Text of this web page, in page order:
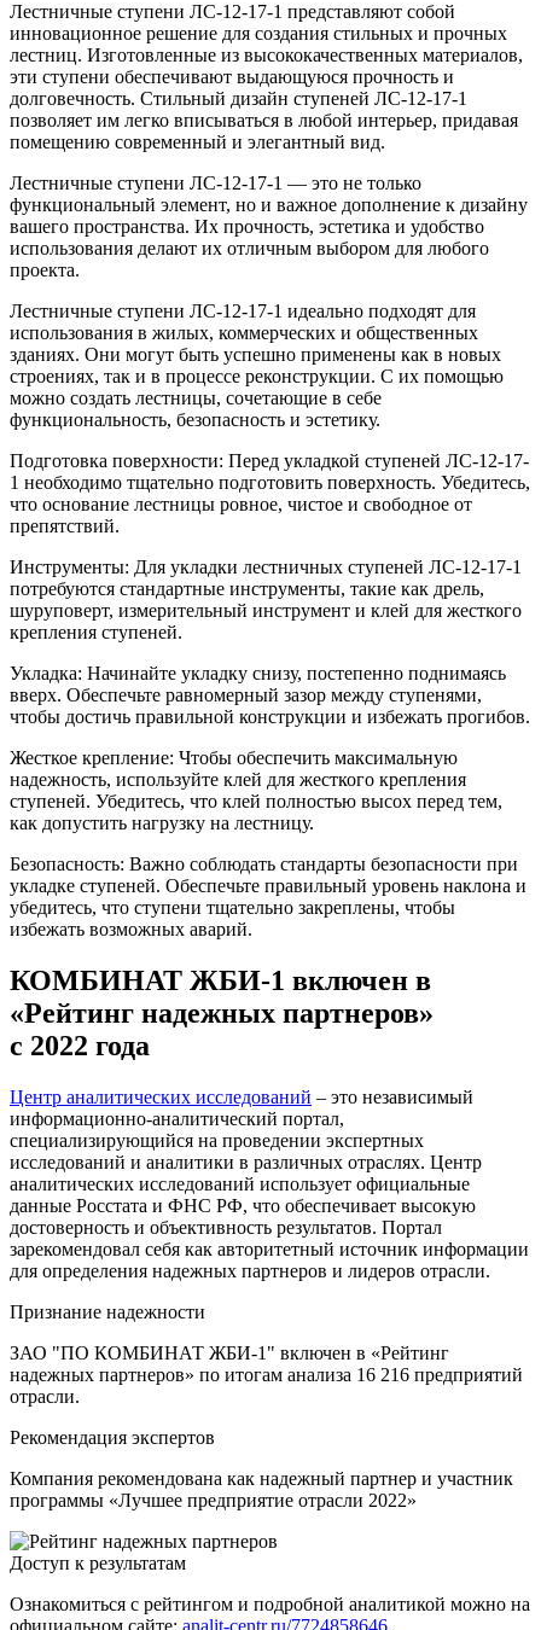
Лестничные ступени ЛС-12-17-1 представляют собой
инновационное решение для создания стильных и прочных
лестниц. Изготовленные из высококачественных материалов,
эти ступени обеспечивают выдающуюся прочность и
долговечность. Стильный дизайн ступеней ЛС-12-17-1
позволяет им легко вписываться в любой интерьер, придавая
помещению современный и элегантный вид.
Лестничные ступени ЛС-12-17-1 — это не только
функциональный элемент, но и важное дополнение к дизайну
вашего пространства. Их прочность, эстетика и удобство
использования делают их отличным выбором для любого
проекта.
Лестничные ступени ЛС-12-17-1 идеально подходят для
использования в жилых, коммерческих и общественных
зданиях. Они могут быть успешно применены как в новых
строениях, так и в процессе реконструкции. С их помощью
можно создать лестницы, сочетающие в себе
функциональность, безопасность и эстетику.
Подготовка поверхности: Перед укладкой ступеней ЛС-12-17-
1 необходимо тщательно подготовить поверхность. Убедитесь,
что основание лестницы ровное, чистое и свободное от
препятствий.
Инструменты: Для укладки лестничных ступеней ЛС-12-17-1
потребуются стандартные инструменты, такие как дрель,
шуруповерт, измерительный инструмент и клей для жесткого
крепления ступеней.
Укладка: Начинайте укладку снизу, постепенно поднимаясь
вверх. Обеспечьте равномерный зазор между ступенями,
чтобы достичь правильной конструкции и избежать прогибов.
Жесткое крепление: Чтобы обеспечить максимальную
надежность, используйте клей для жесткого крепления
ступеней. Убедитесь, что клей полностью высох перед тем,
как допустить нагрузку на лестницу.
Безопасность: Важно соблюдать стандарты безопасности при
укладке ступеней. Обеспечьте правильный уровень наклона и
убедитесь, что ступени тщательно закреплены, чтобы
избежать возможных аварий.
КОМБИНАТ ЖБИ-1 включен в
«Рейтинг надежных партнеров»
с 2022 года
Центр аналитических исследований – это независимый
информационно-аналитический портал,
специализирующийся на проведении экспертных
исследований и аналитики в различных отраслях. Центр
аналитических исследований использует официальные
данные Росстата и ФНС РФ, что обеспечивает высокую
достоверность и объективность результатов. Портал
зарекомендовал себя как авторитетный источник информации
для определения надежных партнеров и лидеров отрасли.
Признание надежности
ЗАО "ПО КОМБИНАТ ЖБИ-1" включен в «Рейтинг
надежных партнеров» по итогам анализа 16 216 предприятий
отрасли.
Рекомендация экспертов
Компания рекомендована как надежный партнер и участник
программы «Лучшее предприятие отрасли 2022»
Доступ к результатам
Ознакомиться с рейтингом и подробной аналитикой можно на
официальном сайте: analit-centr.ru/7724858646.